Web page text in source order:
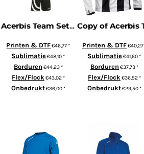
Acerbis Team Set Alkman (Korte Mouw) *uitlopend product - laatste seizoen*
Printen & DTF€46,77*
Sublimatie€48,10*
Borduren €44,23*
Flex/Flock€43,02*
Onbedrukt€36,00*
Printen & DTF€40,27
Sublimatie€41,60*
Borduren €37,73*
Flex/Flock€36,52*
Onbedrukt€29,50*